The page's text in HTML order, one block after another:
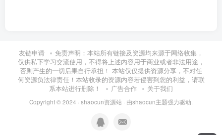
友链申请
免责声明：本站所有链接及资源均来源于网络收集，
仅供私下学习交流使用，不得将上述内容用于商业或者非法用途，
否则产生的一切后果自行承担！ 本站仅仅提供资源分享，不对任
何资源负法律责任！本站收录的资源内容若侵害到您的利益，请联
系本站进行删除！
广告合作 关于我们
Copyright © 2024 · shaocun资源站 · 由shaocun主题强力驱动.